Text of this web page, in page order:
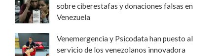
sobre ciberestafas y donaciones falsas en
Venezuela
Venemergencia y Psicodata han puesto al
servicio de los venezolanos innovadora